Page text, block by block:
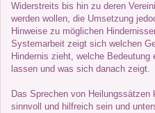
Widerstreits bis hin zu deren
werden wollen, die Umsetzung
Hinweise zu möglichen
Systemarbeit zeigt sich welchen
Hindernis zieht, welche
lassen und was sich danach zeigt.
Das Sprechen von
sinnvoll und hilfreich sein und